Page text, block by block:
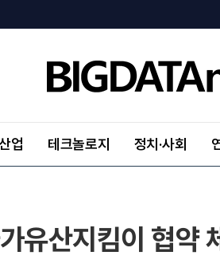
업 테크놀로지 정치·사회
유산지킴이 협약